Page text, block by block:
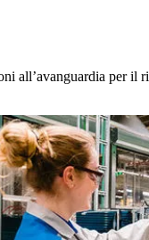
all’avanguardia per il